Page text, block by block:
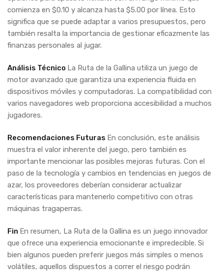
comienza en $0.10 y alcanza hasta $5.00 por línea. Esto
significa que se puede adaptar a varios presupuestos, pero
también resalta la importancia de gestionar eficazmente las
finanzas personales al jugar.
Análisis Técnico La Ruta de la Gallina utiliza un juego de
motor avanzado que garantiza una experiencia fluida en
dispositivos móviles y computadoras. La compatibilidad con
varios navegadores web proporciona accesibilidad a muchos
jugadores.
Recomendaciones Futuras En conclusión, este análisis
muestra el valor inherente del juego, pero también es
importante mencionar las posibles mejoras futuras. Con el
paso de la tecnología y cambios en tendencias en juegos de
azar, los proveedores deberían considerar actualizar
características para mantenerlo competitivo con otras
máquinas tragaperras.
Fin En resumen, La Ruta de la Gallina es un juego innovador
que ofrece una experiencia emocionante e impredecible. Si
bien algunos pueden preferir juegos más simples o menos
volátiles, aquellos dispuestos a correr el riesgo podrán